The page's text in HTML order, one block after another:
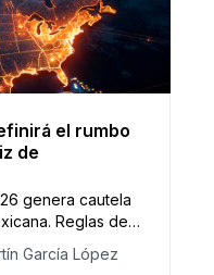
el rumbo
de
genera cautela
Reglas de
arancelarias
decisiones
García López